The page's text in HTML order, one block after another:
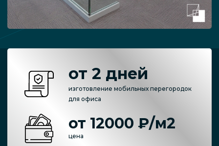
от 2 дней
изготовление мобильных перегородок
для офиса
от 12000 ₽/м2
цена